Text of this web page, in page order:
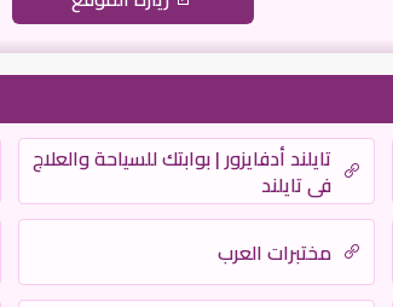
تايلند أدفايزور | بوابتك للسياحة والعلاج
في تايلند
مختبرات العرب